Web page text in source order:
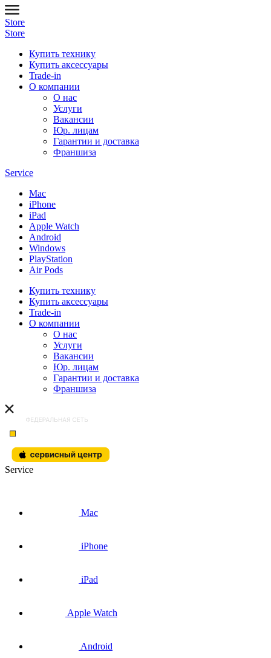
Store
Store
Купить технику
Купить аксессуары
Trade-in
О компании
О нас
Услуги
Вакансии
Юр. лицам
Гарантии и доставка
Франшиза
Service
Mac
iPhone
iPad
Apple Watch
Android
Windows
PlayStation
Air Pods
Купить технику
Купить аксессуары
Trade-in
О компании
О нас
Услуги
Вакансии
Юр. лицам
Гарантии и доставка
Франшиза
Service
Mac
iPhone
iPad
Apple Watch
Android